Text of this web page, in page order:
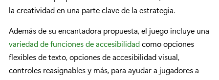
la creatividad en una parte clave de la estrategia.
Además de su encantadora propuesta, el juego incluye una
variedad de funciones de accesibilidadcomo opciones
flexibles de texto, opciones de accesibilidad visual,
controles reasignables y más, para ayudar a jugadores a